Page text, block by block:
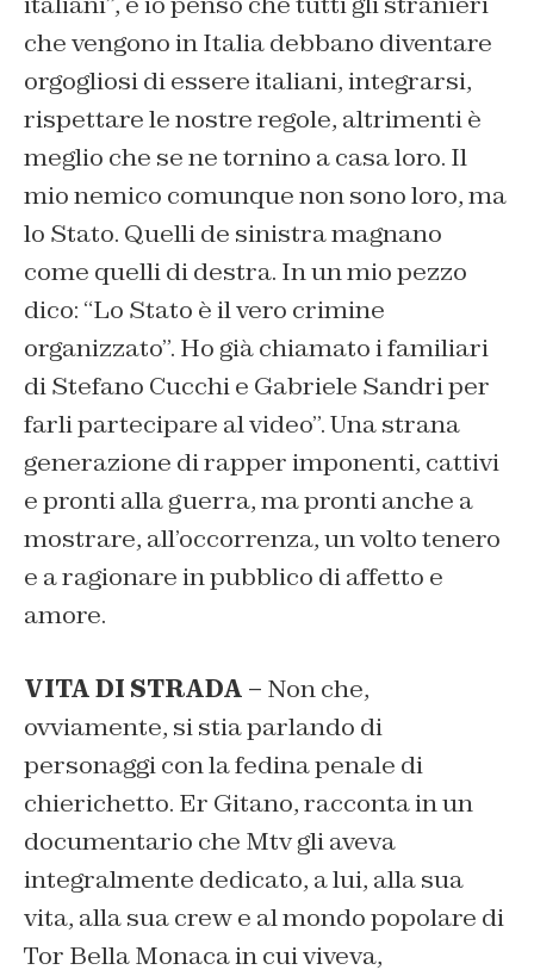
che vengono in Italia debbano diventare
orgogliosi di essere italiani, integrarsi,
rispettare le nostre regole, altrimenti è
meglio che se ne tornino a casa loro. Il
mio nemico comunque non sono loro, ma
lo Stato. Quelli de sinistra magnano
come quelli di destra. In un mio pezzo
dico: “Lo Stato è il vero crimine
organizzato”. Ho già chiamato i familiari
di Stefano Cucchi e Gabriele Sandri per
farli partecipare al video”. Una strana
generazione di rapper imponenti, cattivi
e pronti alla guerra, ma pronti anche a
mostrare, all’occorrenza, un volto tenero
e a ragionare in pubblico di affetto e
amore.
VITA DI STRADA – Non che,
ovviamente, si stia parlando di
personaggi con la fedina penale di
chierichetto. Er Gitano, racconta in un
documentario che Mtv gli aveva
integralmente dedicato, a lui, alla sua
vita, alla sua crew e al mondo popolare di
Tor Bella Monaca in cui viveva,